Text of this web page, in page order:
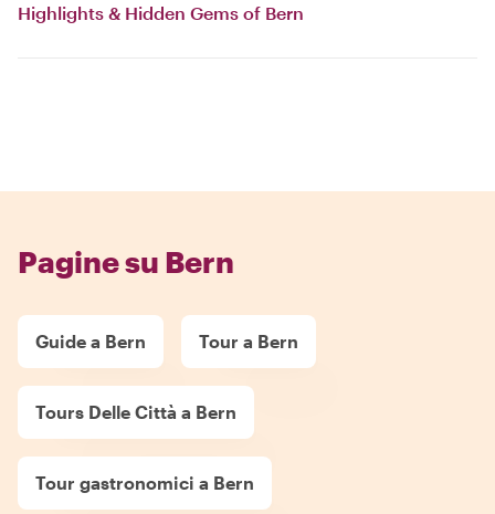
Highlights & Hidden Gems of Bern
Pagine su Bern
Guide a Bern Tour a Bern
Tours Delle Città a Bern
Tour gastronomici a Bern